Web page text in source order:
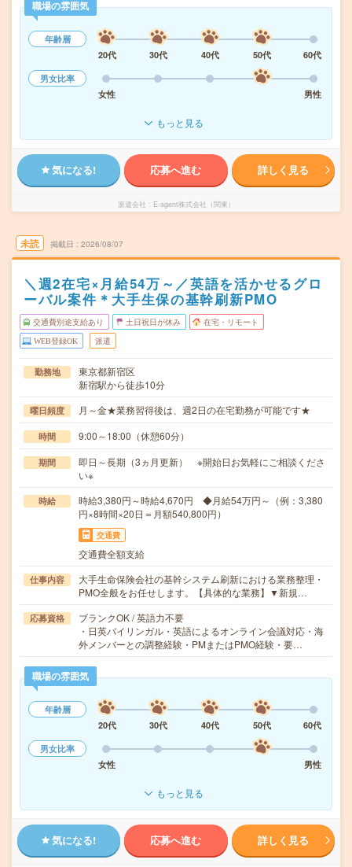
職場の雰囲気
年齢層
20代
30代 40代 50代
60代
男女比率
女性
男性
もっと見る
気になる! 応募へ進む 詳しく見る
派遣会社 E-agent株式会社（関東）
未読 掲載日 2026/08/07
＼週2在宅×月給54万～／英語を活かせるグロ
ーバル案件＊大手生保の基幹刷新PMO
交通費別途支給あり 土日祝日が休み 在宅・リモート
WEB登録OK 派遣
勤務地
東京都新宿区
新宿駅から徒歩10分
曜日頻度 月～金★業務習得後は、週2日の在宅勤務が可能です★
時間 9:00～18:00（休憩60分）
期間
即日～長期（3ヵ月更新） ※開始日お気軽にご相談くださ
い※
時給
時給3,380円～時給4,670円 ◆月給54万円～（例：3,380
円×8時間×20日＝月額540,800円）
交通費
交通費全額支給
仕事内容
大手生命保険会社の基幹システム刷新における業務整理・
PMO全般をお任せします。【具体的な業務】▼新規…
応募資格
ブランクOK / 英語力不要
・日英バイリンガル・英語によるオンライン会議対応・海
外メンバーとの調整経験・PMまたはPMO経験・要…
職場の雰囲気
年齢層
20代
30代 40代 50代
60代
男女比率
女性
男性
もっと見る
気になる! 応募へ進む 詳しく見る